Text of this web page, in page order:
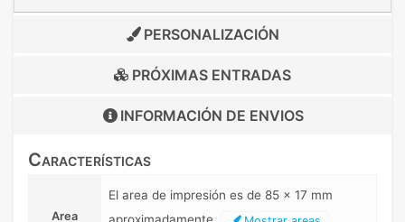
PERSONALIZACIÓN
PRÓXIMAS ENTRADAS
INFORMACIÓN DE ENVIOS
Características
Area
El area de impresión es de 85 x 17 mm
aproximadamente.